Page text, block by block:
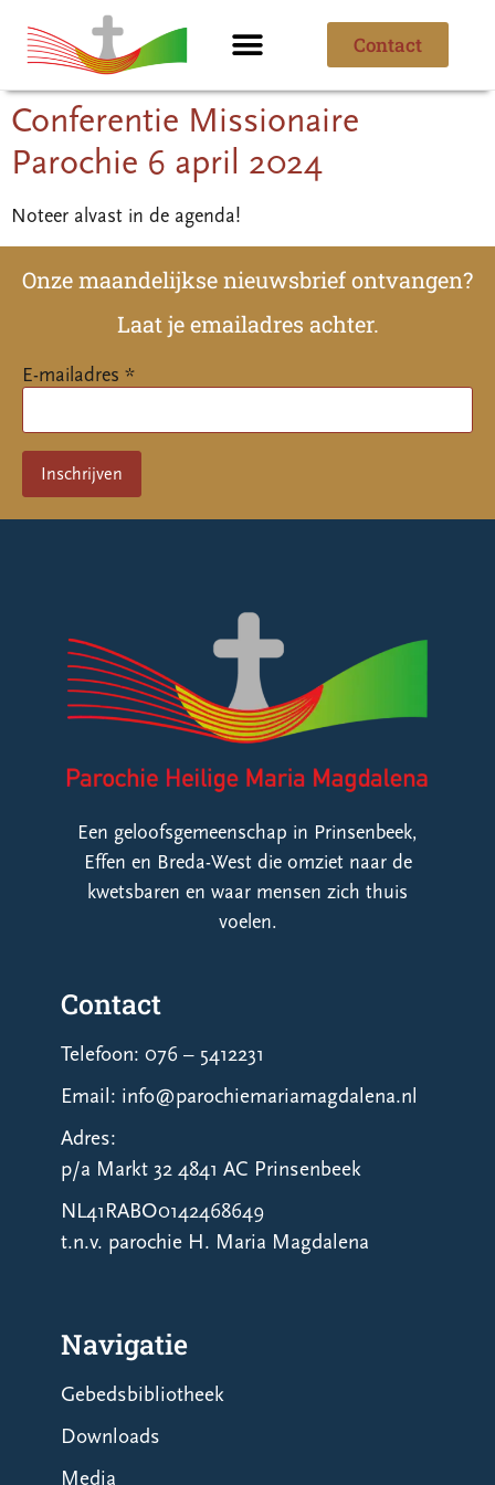
Contact
Conferentie Missionaire
Parochie 6 april 2024
Noteer alvast in de agenda!
Onze maandelijkse nieuwsbrief ontvangen?
Laat je emailadres achter.
E-mailadres *
Een geloofsgemeenschap in Prinsenbeek,
Effen en Breda-West die omziet naar de
kwetsbaren en waar mensen zich thuis
voelen.
Contact
Telefoon: 076 – 5412231
Email: info@parochiemariamagdalena.nl
Adres:
p/a Markt 32 4841 AC Prinsenbeek
NL41RABO0142468649
t.n.v. parochie H. Maria Magdalena
Navigatie
Gebedsbibliotheek
Downloads
Media